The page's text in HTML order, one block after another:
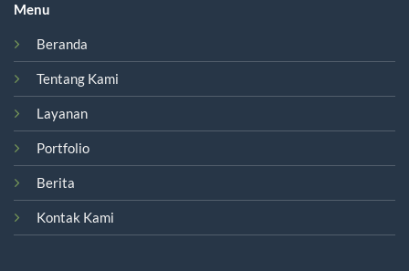
Menu
Beranda
Tentang Kami
Layanan
Portfolio
Berita
Kontak Kami